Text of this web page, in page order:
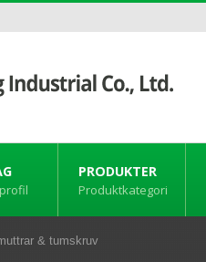
PRODUKTER
Produktkategori
& tumskruv